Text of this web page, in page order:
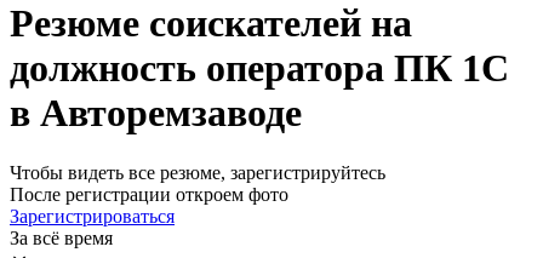
Резюме соискателей на
должность оператора ПК 1С
в Авторемзаводе
Чтобы видеть все резюме, зарегистрируйтесь
После регистрации откроем фото
Зарегистрироваться
За всё время